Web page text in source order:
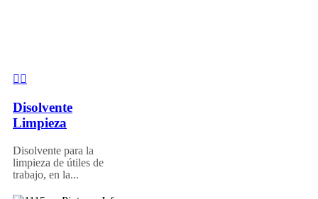
Disolvente
Limpieza
Disolvente para la
limpieza de útiles de
trabajo, en la...